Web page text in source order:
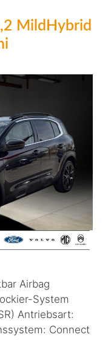
MildHybrid
Airbag
System
Antriebsart:
Connect